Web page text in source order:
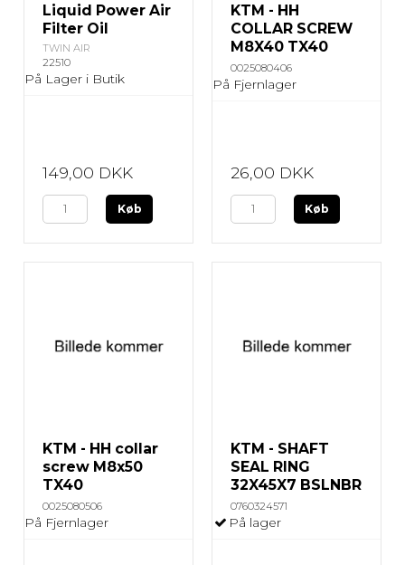
Liquid Power Air
Filter Oil
TWIN AIR
22510
På Lager i Butik
149,00 DKK
Køb
KTM - HH
COLLAR SCREW
M8X40 TX40
0025080406
På Fjernlager
26,00 DKK
Køb
KTM - HH collar
screw M8x50
TX40
0025080506
På Fjernlager
KTM - SHAFT
SEAL RING
32X45X7 BSLNBR
0760324571
På lager